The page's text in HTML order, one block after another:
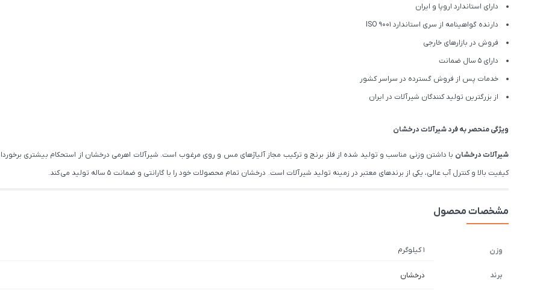
دارای استاندارد اروپا و ایران
دارنده گواهینامه از سری استاندارد ISO 9001
فروش در بازارهای خارجی
دارای 5 سال ضمانت
خدمات پس از فروش گسترده در سراسر کشور
از بزرگترین تولید کنندگان شیرآلات در ایران
ویژگی منحصر به فرد شیرآلات درخشان
شیرآلات درخشان با داشتن وزنی مناسب و تولید شده از فلز برنج و ترکیب مجاز آلیاژهای مس و روی مرغوب است. شیرآلات اهرمی درخشان از استحکام بیشتری
کیفیت بالا و کنترل آب عالی، یکی از برندهای معتبر در زمینه تولید شیرآلات است. درخشان تمام محصولات خود را با گارانتی و ضمانت 5 ساله تولید می کند.
مشخصات محصول
وزن 1 کیلوگرم
برند درخشان